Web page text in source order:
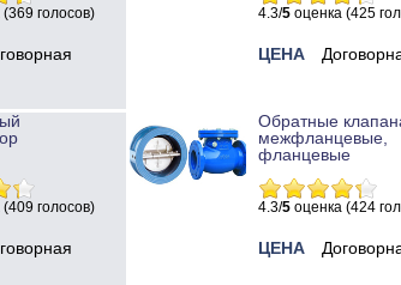
голосов) 4.3/5 оценка (425
ЦЕНА
голосов)
Обратные
межфланцевые,
фланцевые
4.3/5 оценка (424
ЦЕНА